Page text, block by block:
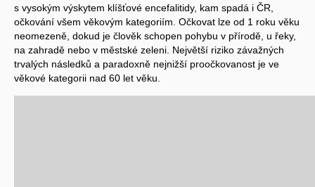
s vysokým výskytem klíšťové encefalitidy, kam spadá i ČR,
očkování všem věkovým kategoriím. Očkovat lze od 1 roku věku
neomezeně, dokud je člověk schopen pohybu v přírodě, u řeky,
na zahradě nebo v městské zeleni. Největší riziko závažných
trvalých následků a paradoxně nejnižší proočkovanost je ve
věkové kategorii nad 60 let věku.